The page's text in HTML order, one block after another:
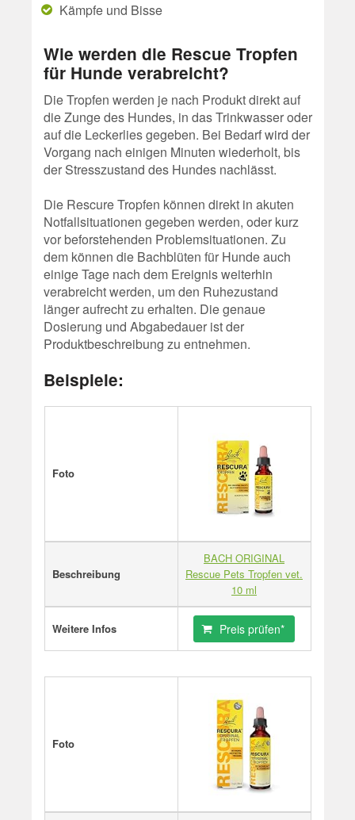
Kämpfe und Bisse
Wie werden die Rescue Tropfen
für Hunde verabreicht?
Die Tropfen werden je nach Produkt direkt auf
die Zunge des Hundes, in das Trinkwasser oder
auf die Leckerlies gegeben. Bei Bedarf wird der
Vorgang nach einigen Minuten wiederholt, bis
der Stresszustand des Hundes nachlässt.
Die Rescure Tropfen können direkt in akuten
Notfallsituationen gegeben werden, oder kurz
vor beforstehenden Problemsituationen. Zu
dem können die Bachblüten für Hunde auch
einige Tage nach dem Ereignis weiterhin
verabreicht werden, um den Ruhezustand
länger aufrecht zu erhalten. Die genaue
Dosierung und Abgabedauer ist der
Produktbeschreibung zu entnehmen.
Beispiele:
Foto
Beschreibung
BACH ORIGINAL
Rescue Pets Tropfen vet.
10 ml
Weitere Infos Preis prüfen*
Foto